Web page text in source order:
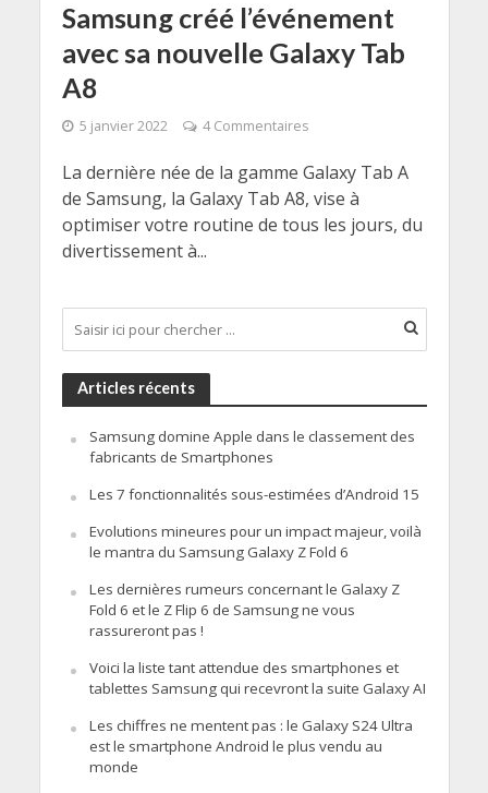
Samsung créé l’événement
avec sa nouvelle Galaxy Tab
A8
5 janvier 2022 4 Commentaires
La dernière née de la gamme Galaxy Tab A
de Samsung, la Galaxy Tab A8, vise à
optimiser votre routine de tous les jours, du
divertissement à...
Articles récents
Samsung domine Apple dans le classement des
fabricants de Smartphones
Les 7 fonctionnalités sous-estimées d’Android 15
Evolutions mineures pour un impact majeur, voilà
le mantra du Samsung Galaxy Z Fold 6
Les dernières rumeurs concernant le Galaxy Z
Fold 6 et le Z Flip 6 de Samsung ne vous
rassureront pas !
Voici la liste tant attendue des smartphones et
tablettes Samsung qui recevront la suite Galaxy AI
Les chiffres ne mentent pas : le Galaxy S24 Ultra
est le smartphone Android le plus vendu au
monde